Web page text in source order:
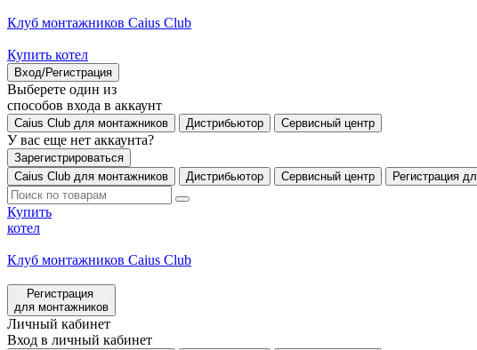
Клуб монтажников Caius Club
Купить котел
Вход/Регистрация
Выберете один из
способов входа в аккаунт
Caius Club для монтажников Дистрибьютор Сервисный центр
У вас еще нет аккаунта?
Зарегистрироваться
Caius Club для монтажников
Дистрибьютор Сервисный центр
Купить
котел
Клуб монтажников Caius Club
Регистрация
для монтажников
Личный кабинет
Вход в личный кабинет